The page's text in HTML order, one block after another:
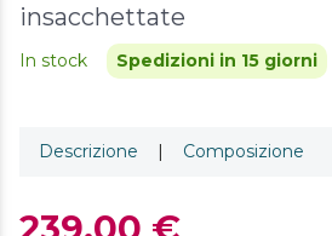
insacchettate
In stock Spedizioni in 15 giorni
Descrizione | Composizione